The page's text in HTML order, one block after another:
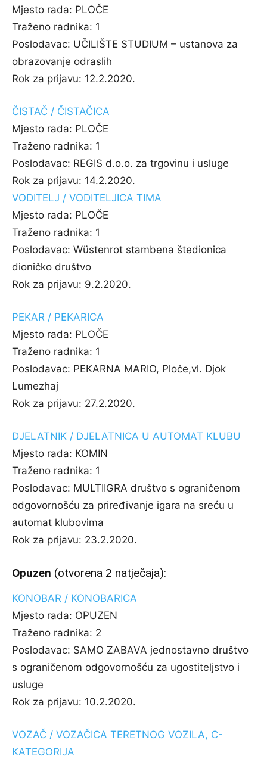
Mjesto rada: PLOČE
Traženo radnika: 1
Poslodavac: UČILIŠTE STUDIUM – ustanova za
obrazovanje odraslih
Rok za prijavu: 12.2.2020.
ČISTAČ / ČISTAČICA
Mjesto rada: PLOČE
Traženo radnika: 1
Poslodavac: REGIS d.o.o. za trgovinu i usluge
Rok za prijavu: 14.2.2020.
VODITELJ / VODITELJICA TIMA
Mjesto rada: PLOČE
Traženo radnika: 1
Poslodavac: Wüstenrot stambena štedionica
dioničko društvo
Rok za prijavu: 9.2.2020.
PEKAR / PEKARICA
Mjesto rada: PLOČE
Traženo radnika: 1
Poslodavac: PEKARNA MARIO, Ploče,vl. Djok
Lumezhaj
Rok za prijavu: 27.2.2020.
DJELATNIK / DJELATNICA U AUTOMAT KLUBU
Mjesto rada: KOMIN
Traženo radnika: 1
Poslodavac: MULTIIGRA društvo s ograničenom
odgovornošću za priređivanje igara na sreću u
automat klubovima
Rok za prijavu: 23.2.2020.
Opuzen (otvorena 2 natječaja):
KONOBAR / KONOBARICA
Mjesto rada: OPUZEN
Traženo radnika: 2
Poslodavac: SAMO ZABAVA jednostavno društvo
s ograničenom odgovornošću za ugostiteljstvo i
usluge
Rok za prijavu: 10.2.2020.
VOZAČ / VOZAČICA TERETNOG VOZILA, C-
KATEGORIJA